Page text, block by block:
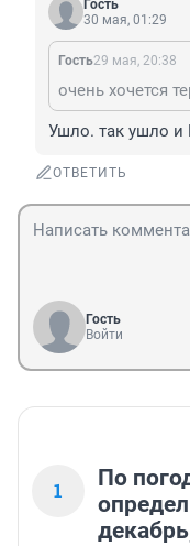
Гость
30 мая, 01:29
Гость29 мая, 20:38
очень хочется
Ушло. так ушло
ОТВЕТИТЬ
Гость
Войти
1
По